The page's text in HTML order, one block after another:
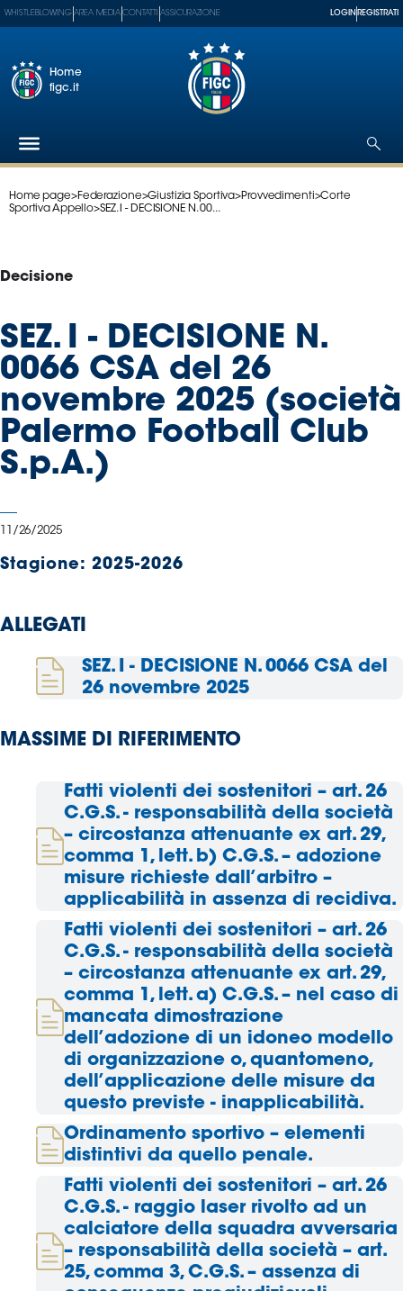
Federazione
Tecnici
Paralimpico
Serie
A
Women
Serie
B
Femminile
Museo
Calcio
delle
Assicurazione
Cerca
Whistleblowing
Area
Contatti
Assicurazione
Social media
WHISTLEBLOWING AREA MEDIA CONTATTI ASSICURAZIONE LOGIN REGISTRATI
Home
figc.it
Home page>Federazione>Giustizia Sportiva>Provvedimenti>Corte
Sportiva Appello>SEZ. I - DECISIONE N. 00...
Decisione
SEZ. I - DECISIONE N.
0066 CSA del 26
novembre 2025 (società
Palermo Football Club
S.p.A.)
11/26/2025
Stagione: 2025-2026
ALLEGATI
SEZ. I - DECISIONE N. 0066 CSA del
26 novembre 2025
MASSIME DI RIFERIMENTO
Fatti violenti dei sostenitori – art. 26
C.G.S. - responsabilità della società
– circostanza attenuante ex art. 29,
comma 1, lett. b) C.G.S. – adozione
misure richieste dall’arbitro –
applicabilità in assenza di recidiva.
Fatti violenti dei sostenitori – art. 26
C.G.S. - responsabilità della società
– circostanza attenuante ex art. 29,
comma 1, lett. a) C.G.S. – nel caso di
mancata dimostrazione
dell’adozione di un idoneo modello
di organizzazione o, quantomeno,
dell’applicazione delle misure da
questo previste - inapplicabilità.
Ordinamento sportivo – elementi
distintivi da quello penale.
Fatti violenti dei sostenitori – art. 26
C.G.S. - raggio laser rivolto ad un
calciatore della squadra avversaria
– responsabilità della società – art.
25, comma 3, C.G.S. – assenza di